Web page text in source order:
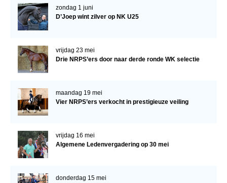
zondag 1 juni
D’Joep wint zilver op NK U25
vrijdag 23 mei
Drie NRPS’ers door naar derde ronde WK selectie
maandag 19 mei
Vier NRPS’ers verkocht in prestigieuze veiling
vrijdag 16 mei
Algemene Ledenvergadering op 30 mei
donderdag 15 mei